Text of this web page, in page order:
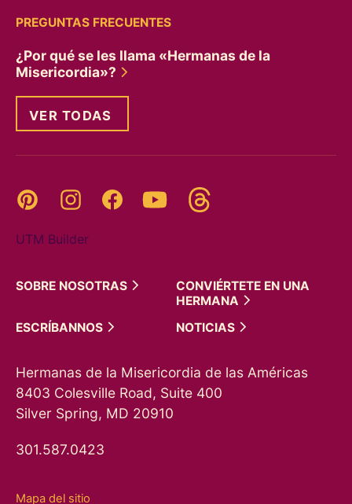
PREGUNTAS FRECUENTES
¿Por qué se les llama «Hermanas de la
Misericordia»?
VER TODAS
Pinterest InstagramFacebookYouTube
UTM Builder
SOBRE NOSOTRAS
CONVIÉRTETE EN UNA
HERMANA
ESCRÍBANNOS
NOTICIAS
Hermanas de la Misericordia de las Américas
8403 Colesville Road, Suite 400
Silver Spring, MD 20910
301.587.0423
Mapa del sitio